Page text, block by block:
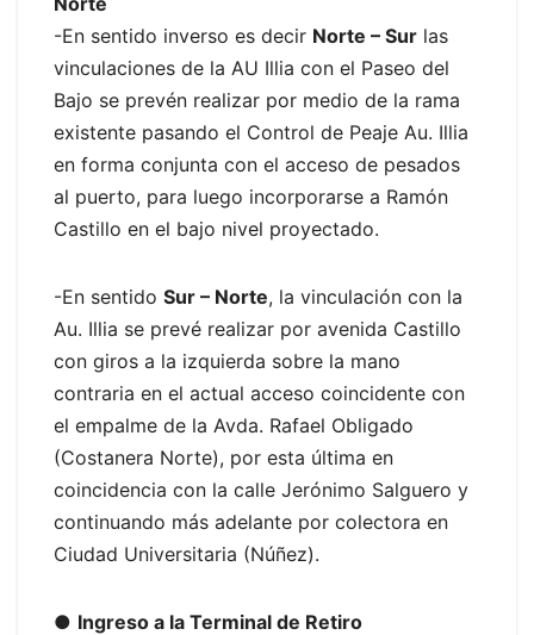
-En sentido inverso es decir Norte – Sur las
vinculaciones de la AU Illia con el Paseo del
Bajo se prevén realizar por medio de la rama
existente pasando el Control de Peaje Au. Illia
en forma conjunta con el acceso de pesados
al puerto, para luego incorporarse a Ramón
Castillo en el bajo nivel proyectado.
-En sentido Sur – Norte, la vinculación con la
Au. Illia se prevé realizar por avenida Castillo
con giros a la izquierda sobre la mano
contraria en el actual acceso coincidente con
el empalme de la Avda. Rafael Obligado
(Costanera Norte), por esta última en
coincidencia con la calle Jerónimo Salguero y
continuando más adelante por colectora en
Ciudad Universitaria (Núñez).
● Ingreso a la Terminal de Retiro